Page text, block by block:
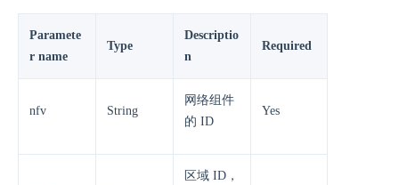
Paramete
r name
Type
Descriptio
n
Required
nfv String
网络组件
的 ID
Yes
区域 ID，